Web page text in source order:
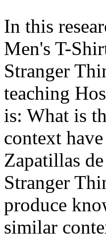
In this
Men's T-
Stranger
teaching
is: What is
context
Zapatillas
Stranger
produce
similar